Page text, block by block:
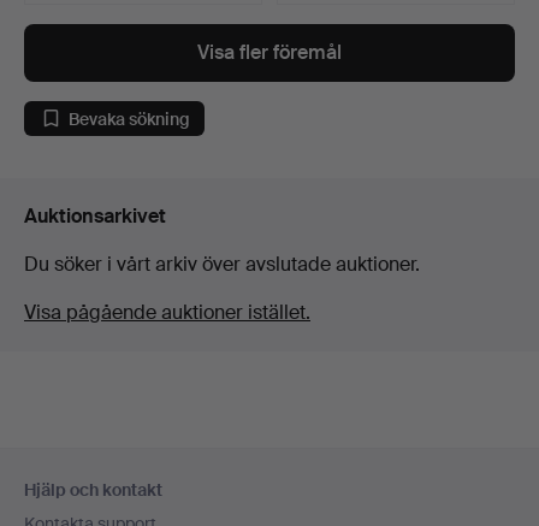
Visa fler föremål
Bevaka sökning
Auktionsarkivet
Du söker i vårt arkiv över avslutade auktioner.
Visa pågående auktioner istället.
Hjälp och kontakt